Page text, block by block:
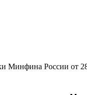
Минфина России от